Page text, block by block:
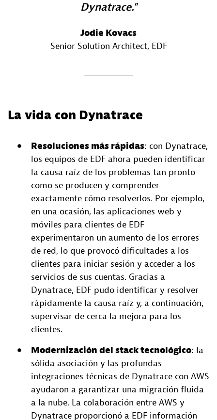
Dynatrace.
Jodie Kovacs
Senior Solution Architect, EDF
La vida con Dynatrace
Resoluciones más rápidas: con Dynatrace,
los equipos de EDF ahora pueden identificar
la causa raíz de los problemas tan pronto
como se producen y comprender
exactamente cómo resolverlos. Por ejemplo,
en una ocasión, las aplicaciones web y
móviles para clientes de EDF
experimentaron un aumento de los errores
de red, lo que provocó dificultades a los
clientes para iniciar sesión y acceder a los
servicios de sus cuentas. Gracias a
Dynatrace, EDF pudo identificar y resolver
rápidamente la causa raíz y, a continuación,
supervisar de cerca la mejora para los
clientes.
Modernización del stack tecnológico: la
sólida asociación y las profundas
integraciones técnicas de Dynatrace con AWS
ayudaron a garantizar una migración fluida
a la nube. La colaboración entre AWS y
Dynatrace proporcionó a EDF información